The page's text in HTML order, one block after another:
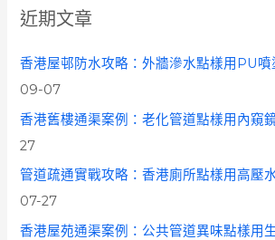
h
f
o
近期文章
香港屋邨防水攻略：外牆滲水點樣用PU噴
09-07
香港舊樓通渠案例：老化管道點樣用內窺
27
管道疏通實戰攻略：香港廁所點樣用高壓
07-27
香港屋苑通渠案例：公共管道異味點樣用